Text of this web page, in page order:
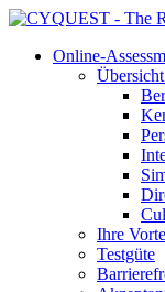
Online-
Ihre
Testgüte